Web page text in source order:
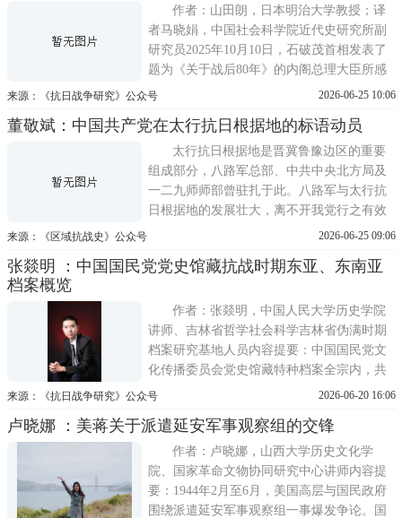
与第四战区相继构建边境谍报网，搜集越南
情报。伴随着大量涉越情
作者：山田朗，日本明治大学教授；译
者马晓娟，中国社会科学院近代史研究所副
研究员2025年10月10日，石破茂首相发表了
题为《关于战后80年》的内阁总理大臣所感
（以下简称所感或石破所感）。在战后50
富市、小泉纯一郎、安倍晋三曾分别发表村
山谈话（1995年）、小泉谈话（2005年）、
安倍谈话（2015年），但唯
来源：《抗日战争研究》公众号 2026-06-25 10:06
董敬斌：中国共产党在太行抗日根据地的标语动员
太行抗日根据地是晋冀鲁豫边区的重要
组成部分，八路军总部、中共中央北方局及
一二九师师部曾驻扎于此。八路军与太行抗
日根据地的发展壮大，离不开我党行之有效
的宣传动员。在这之中，为数众多、极为醒
方面发挥了重要作用。拥护中国共产党的政
根据地内各阶级衷心
来源：《区域抗战史》公众号 2026-06-25 09:06
张燚明 ：中国国民党党史馆藏抗战时期东亚、东南亚
档案概览
作者：张燚明，中国人民大学历史学院
讲师、吉林省哲学社会科学吉林省伪满时期
档案研究基地人员内容提要：中国国民党文
化传播委员会党史馆藏特种档案全宗内，共
有全国抗战时期东亚、东南亚档案计3499卷
国民党对东亚和东南亚各民族反抗日本军国
主义侵略的支持，通过海外党务机构组织华
侨、收集情报及组建海外
来源：《抗日战争研究》公众号 2026-06-20 16:06
卢晓娜 ：美蒋关于派遣延安军事观察组的交锋
作者：卢晓娜，山西大学历史文化学
院、国家革命文物协同研究中心讲师内容提
要：1944年2月至6月，美国高层与国民政府
围绕派遣延安军事观察组一事爆发争论。国